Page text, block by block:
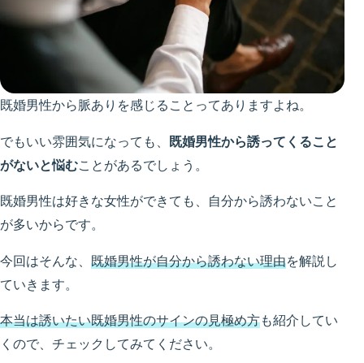
既婚男性から脈ありを感じることってありますよね。
でもいい雰囲気になっても、 既婚男性から誘ってくること
がないと悩むことがあるでしょう。
既婚男性は好きな女性ができても、自分から誘わないこと
が多いからです。
今回はそんな、 既婚男性が自分から誘わない理由を解説し
ていきます。
本当は誘いたい既婚男性のサインの見極め方も紹介してい
くので、チェックしてみてください。